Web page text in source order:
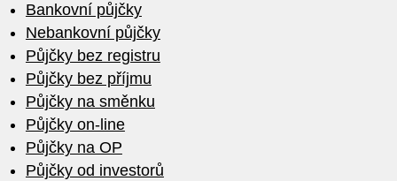
Bankovní půjčky
Nebankovní půjčky
Půjčky bez registru
Půjčky bez příjmu
Půjčky na směnku
Půjčky on-line
Půjčky na OP
Půjčky od investorů